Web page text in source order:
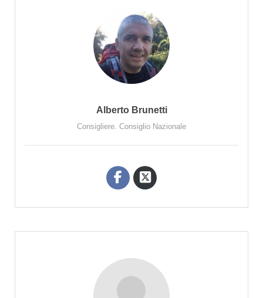
Alberto Brunetti
Consigliere. Consiglio Nazionale